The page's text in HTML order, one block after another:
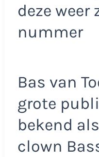
deze weer
nummer
Bas van
grote
bekend
clown